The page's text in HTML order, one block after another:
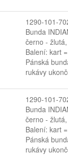
1290-101-
Bunda
černo -
Balení: kart
Pánská
rukávy
1290-101-
Bunda
černo -
Balení: kart
Pánská
rukávy